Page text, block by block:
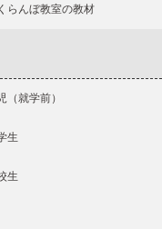
らんぼ教室の教材
（就学前）
生
生